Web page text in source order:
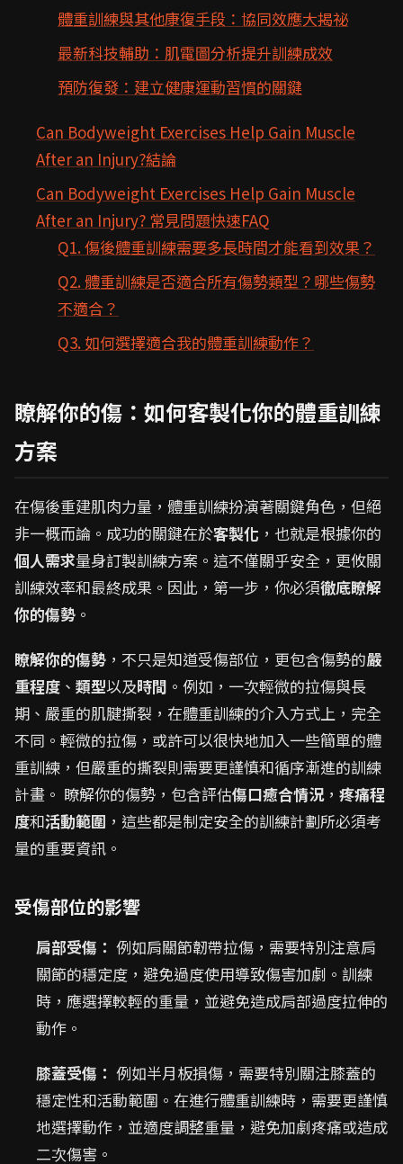
體重訓練與其他康復手段：協同效應大揭祕
最新科技輔助：肌電圖分析提升訓練成效
預防復發：建立健康運動習慣的關鍵
Can Bodyweight Exercises Help Gain Muscle
After an Injury?結論
Can Bodyweight Exercises Help Gain Muscle
After an Injury? 常見問題快速FAQ
Q1. 傷後體重訓練需要多長時間才能看到效果？
Q2. 體重訓練是否適合所有傷勢類型？哪些傷勢
不適合？
Q3. 如何選擇適合我的體重訓練動作？
瞭解你的傷：如何客製化你的體重訓練
方案
在傷後重建肌肉力量，體重訓練扮演著關鍵角色，但絕
非一概而論。成功的關鍵在於客製化 ，也就是根據你的
個人需求量身訂製訓練方案。這不僅關乎安全，更攸關
訓練效率和最終成果。因此，第一步，你必須徹底瞭解
你的傷勢 。
瞭解你的傷勢 ，不只是知道受傷部位，更包含傷勢的嚴
重程度 、 類型以及時間 。例如，一次輕微的拉傷與長
期、嚴重的肌腱撕裂，在體重訓練的介入方式上，完全
不同。輕微的拉傷，或許可以很快地加入一些簡單的體
重訓練，但嚴重的撕裂則需要更謹慎和循序漸進的訓練
計畫。 瞭解你的傷勢，包含評估傷口癒合情況， 疼痛程
度和活動範圍 ，這些都是制定安全的訓練計劃所必須考
量的重要資訊。
受傷部位的影響
肩部受傷： 例如肩關節韌帶拉傷，需要特別注意肩
關節的穩定度，避免過度使用導致傷害加劇。訓練
時，應選擇較輕的重量，並避免造成肩部過度拉伸的
動作。
膝蓋受傷： 例如半月板損傷，需要特別關注膝蓋的
穩定性和活動範圍。在進行體重訓練時，需要更謹慎
地選擇動作，並適度調整重量，避免加劇疼痛或造成
二次傷害。